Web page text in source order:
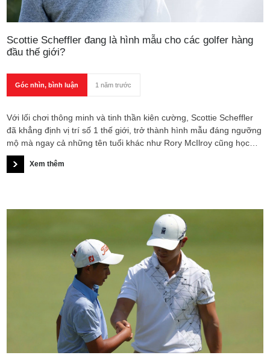
Scottie Scheffler đang là hình mẫu cho các golfer hàng
đầu thế giới?
Góc nhìn, bình luận 1 năm trước
Với lối chơi thông minh và tinh thần kiên cường, Scottie Scheffler
đã khẳng định vị trí số 1 thế giới, trở thành hình mẫu đáng ngưỡng
mộ mà ngay cả những tên tuổi khác như Rory McIlroy cũng học
hỏi.
Xem thêm